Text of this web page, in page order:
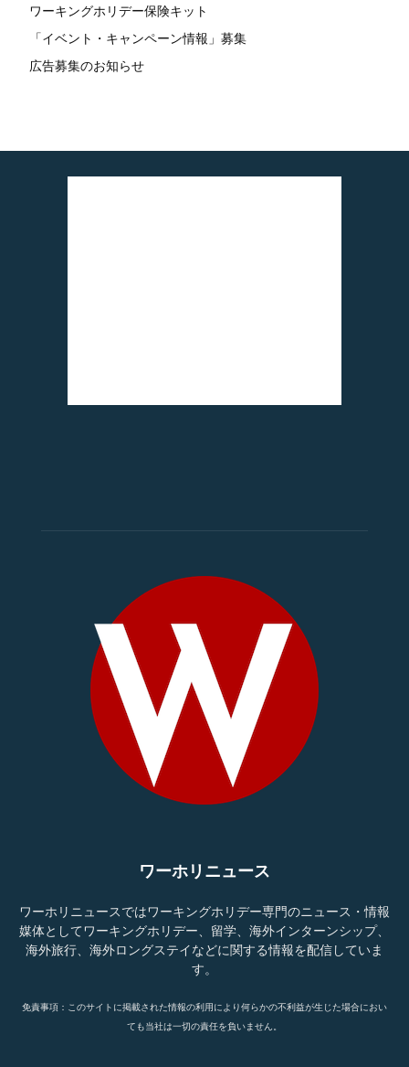
ワーキングホリデー保険キット
「イベント・キャンペーン情報」募集
広告募集のお知らせ
ワーホリニュース
ワーホリニュースではワーキングホリデー専門のニュース・情報
媒体としてワーキングホリデー、留学、海外インターンシップ、
海外旅行、海外ロングステイなどに関する情報を配信していま
す。
免責事項：このサイトに掲載された情報の利用により何らかの不利益が生じた場合におい
ても当社は一切の責任を負いません。